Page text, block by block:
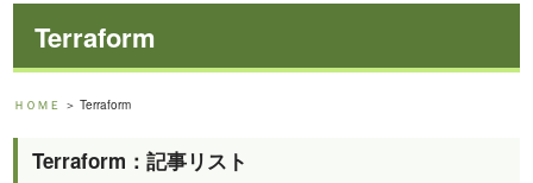
Terraform
ＨＯＭＥ ＞ Terraform
Terraform：記事リスト